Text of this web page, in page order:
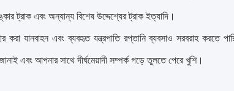
ট্রাক এবং অন্যান্য বিশেষ উদ্দেশ্যের ট্রাক ইত্যাদি।
করা যানবাহন এবং ব্যবহৃত যন্ত্রপাতি রপ্তানি ব্যবসাও সরবরাহ করতে
এবং আপনার সাথে দীর্ঘমেয়াদী সম্পর্ক গড়ে তুলতে পেরে খুশি।